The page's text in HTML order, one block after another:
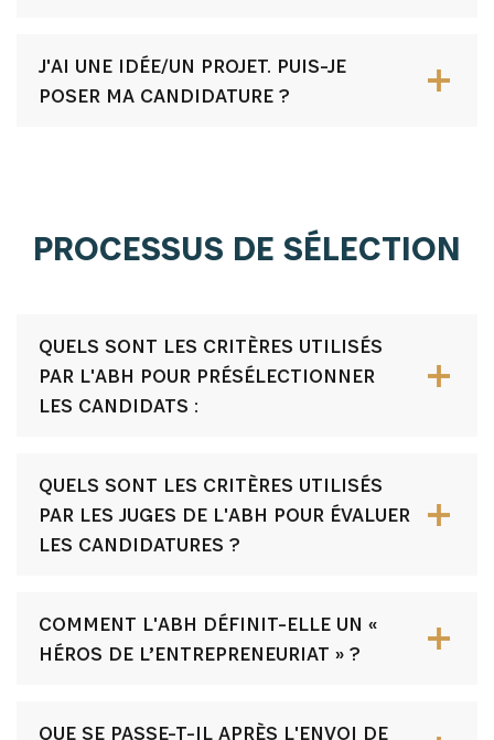
J'AI UNE IDÉE/UN PROJET. PUIS-JE
POSER MA CANDIDATURE ?
PROCESSUS DE SÉLECTION
QUELS SONT LES CRITÈRES UTILISÉS
PAR L'ABH POUR PRÉSÉLECTIONNER
LES CANDIDATS :
QUELS SONT LES CRITÈRES UTILISÉS
PAR LES JUGES DE L'ABH POUR ÉVALUER
LES CANDIDATURES ?
COMMENT L'ABH DÉFINIT-ELLE UN «
HÉROS DE L’ENTREPRENEURIAT » ?
QUE SE PASSE-T-IL APRÈS L'ENVOI DE